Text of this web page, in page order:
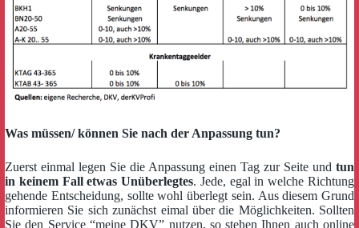
Was müssen/ können Sie nach der Anpassung tun?
Zuerst einmal legen Sie die Anpassung einen Tag zur Seite und tun
in keinem Fall etwas Unüberlegtes. Jede, egal in welche Richtung
gehende Entscheidung, sollte wohl überlegt sein. Aus diesem Grund
informieren Sie sich zunächst eimal über die Möglichkeiten. Sollten
Sie den Service “meine DKV” nutzen, so stehen Ihnen auch online